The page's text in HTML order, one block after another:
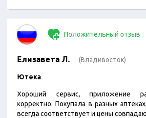
Положительный отзыв
Елизавета Л. (Владивосток)
Ютека
Хороший сервис, приложение
корректно. Покупала в разных
всегда соответствует и цены